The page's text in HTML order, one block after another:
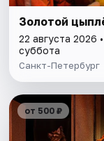
Золотой
22 августа 2026 •
суббота
Санкт-Петербург
от 500 ₽